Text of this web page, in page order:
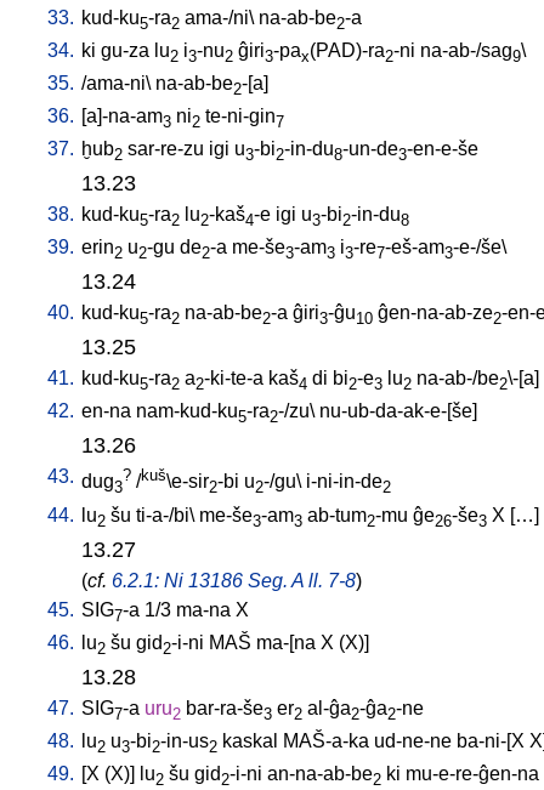
33. kud-ku5-ra2 ama-/ni\ na-ab-be2-a
34. ki gu-za lu2 i3-nu2 ĝiri3-pax(PAD)-ra2-ni na-ab-/sag9\
35. /ama-ni\ na-ab-be2-[a]
36. [a]-na-am3 ni2 te-ni-gin7
37. ḫub2 sar-re-zu igi u3-bi2-in-du8-un-de3-en-e-še
13.23
38. kud-ku5-ra2 lu2-kaš4-e igi u3-bi2-in-du8
39. erin2 u2-gu de2-a me-še3-am3 i3-re7-eš-am3-e-/še\
13.24
40. kud-ku5-ra2 na-ab-be2-a ĝiri3-ĝu10 ĝen-na-ab-ze2-en-
13.25
41. kud-ku5-ra2 a2-ki-te-a kaš4 di bi2-e3 lu2 na-ab-/be2\-[a]
42. en-na nam-kud-ku5-ra2-/zu\ nu-ub-da-ak-e-[še]
13.26
43. dug3
? /kuš\e-sir2-bi u2-/gu\ i-ni-in-de2
44. lu2 šu ti-a-/bi\ me-še3-am3 ab-tum2-mu ĝe26-še3 X […]
13.27
(cf. 6.2.1: Ni 13186 Seg. A ll. 7-8)
45. SIG7-a 1/3 ma-na X
46.
lu2 šu gid 2-i-ni MAŠ ma-[na X (X)]
13.28
47. SIG7-a uru2 bar-ra-še3 er2 al-ĝa2-ĝa2-ne
48.
lu2 u3-bi2-in-us2 kaskal MAŠ-a-ka ud-ne-ne ba-ni-[X X]
49. [X (X)] lu2 šu gid 2-i-ni an-na-ab-be2 ki mu-e-re-ĝen-na